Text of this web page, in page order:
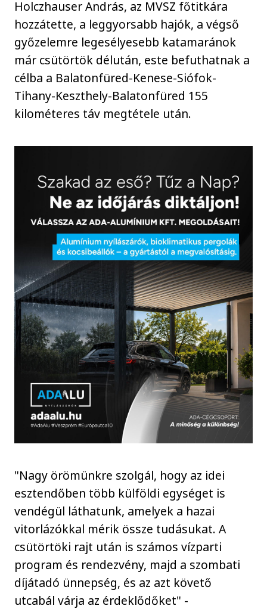
Holczhauser András, az MVSZ főtitkára
hozzátette, a leggyorsabb hajók, a végső
győzelemre legesélyesebb katamaránok
már csütörtök délután, este befuthatnak a
célba a Balatonfüred-Kenese-Siófok-
Tihany-Keszthely-Balatonfüred 155
kilométeres táv megtétele után.
"Nagy örömünkre szolgál, hogy az idei
esztendőben több külföldi egységet is
vendégül láthatunk, amelyek a hazai
vitorlázókkal mérik össze tudásukat. A
csütörtöki rajt után is számos vízparti
program és rendezvény, majd a szombati
díjátadó ünnepség, és az azt követő
utcabál várja az érdeklődőket" -